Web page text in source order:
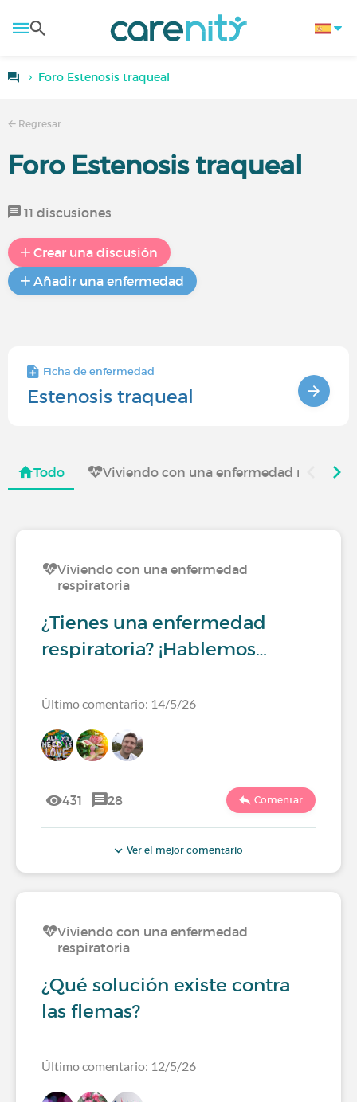
Foro Estenosis traqueal
Regresar
Foro Estenosis traqueal
11 discusiones
Crear una discusión
Añadir una enfermedad
Ficha de enfermedad
Estenosis traqueal
Todo Viviendo con una enfermedad
Viviendo con una enfermedad
respiratoria
¿Tienes una enfermedad
respiratoria? ¡Hablemos…
Último comentario: 14/5/26
431 28 Comentar
Ver el mejor comentario
Viviendo con una enfermedad
respiratoria
¿Qué solución existe contra
las flemas?
Último comentario: 12/5/26